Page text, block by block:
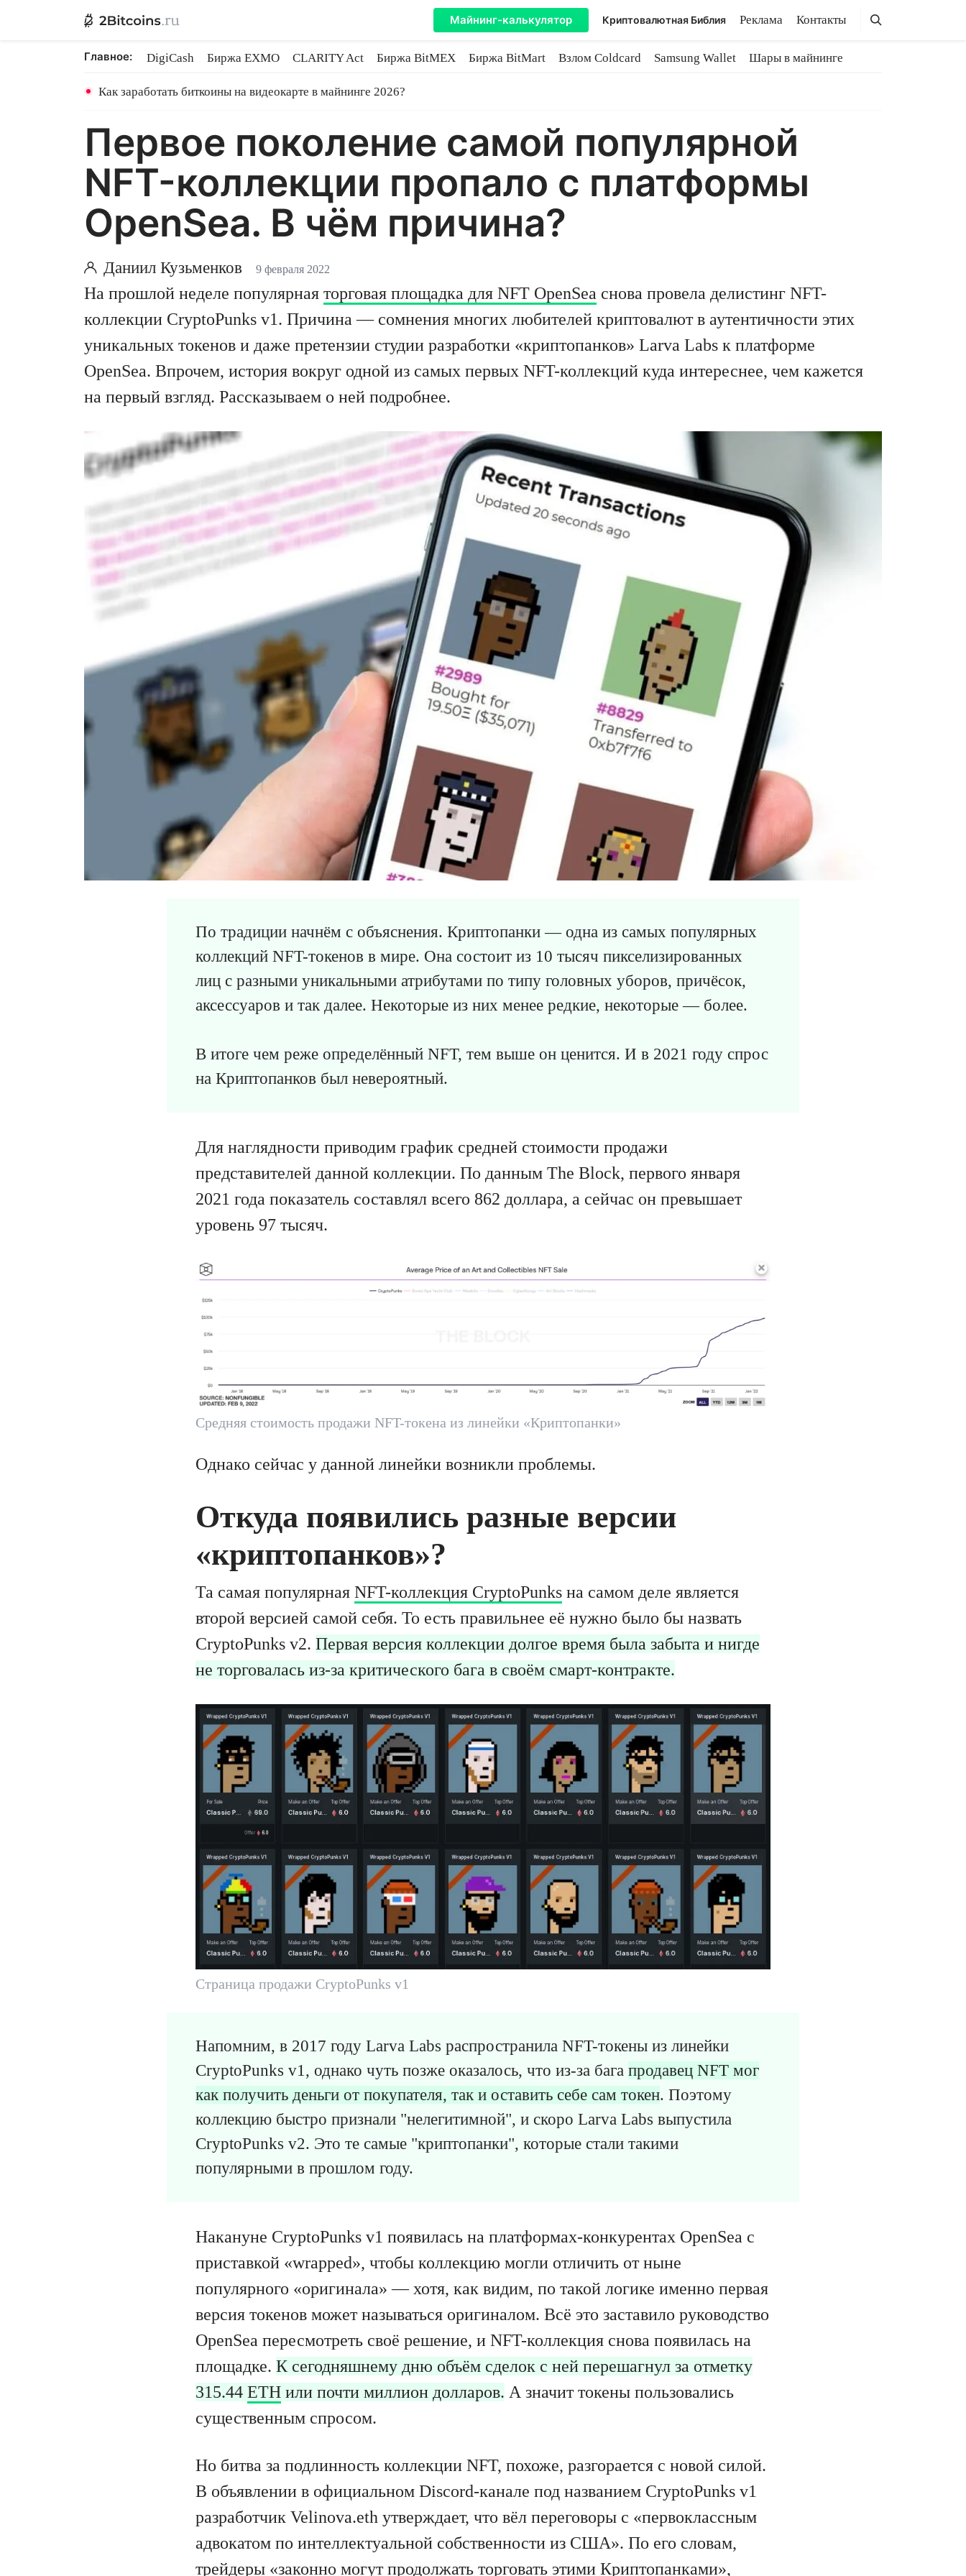
Майнинг-калькулятор Криптовалютная Библия Реклама Контакты Поиск
Поиск
Главное: DigiCash Биржа EXMO CLARITY Act Биржа BitMEX Биржа BitMart Взлом Coldcard Samsung Wallet
Шары в майнинге
Как заработать биткоины на видеокарте в майнинге 2026?
Первое поколение самой популярной
NFT-коллекции пропало с платформы
OpenSea. В чём причина?
Даниил Кузьменков 9 февраля 2022
На прошлой неделе популярная торговая площадка для NFT OpenSea снова провела делистинг NFT-
коллекции CryptoPunks v1. Причина — сомнения многих любителей криптовалют в аутентичности этих
уникальных токенов и даже претензии студии разработки «криптопанков» Larva Labs к платформе
OpenSea. Впрочем, история вокруг одной из самых первых NFT-коллекций куда интереснее, чем кажется
на первый взгляд. Рассказываем о ней подробнее.
По традиции начнём с объяснения. Криптопанки — одна из самых популярных
коллекций NFT-токенов в мире. Она состоит из 10 тысяч пикселизированных
лиц с разными уникальными атрибутами по типу головных уборов, причёсок,
аксессуаров и так далее. Некоторые из них менее редкие, некоторые — более.
В итоге чем реже определённый NFT, тем выше он ценится. И в 2021 году спрос
на Криптопанков был невероятный.
Для наглядности приводим график средней стоимости продажи
представителей данной коллекции. По данным The Block, первого января
2021 года показатель составлял всего 862 доллара, а сейчас он превышает
уровень 97 тысяч.
Средняя стоимость продажи NFT-токена из линейки «Криптопанки»
Однако сейчас у данной линейки возникли проблемы.
Откуда появились разные версии
«криптопанков»?
Та самая популярная NFT-коллекция CryptoPunks на самом деле является
второй версией самой себя. То есть правильнее её нужно было бы назвать
CryptoPunks v2. Первая версия коллекции долгое время была забыта и нигде
не торговалась из-за критического бага в своём смарт-контракте.
Страница продажи CryptoPunks v1
Напомним, в 2017 году Larva Labs распространила NFT-токены из линейки
CryptoPunks v1, однако чуть позже оказалось, что из-за бага продавец NFT мог
как получить деньги от покупателя, так и оставить себе сам токен. Поэтому
коллекцию быстро признали "нелегитимной", и скоро Larva Labs выпустила
CryptoPunks v2. Это те самые "криптопанки", которые стали такими
популярными в прошлом году.
Накануне CryptoPunks v1 появилась на платформах-конкурентах OpenSea с
приставкой «wrapped», чтобы коллекцию могли отличить от ныне
популярного «оригинала» — хотя, как видим, по такой логике именно первая
версия токенов может называться оригиналом. Всё это заставило руководство
OpenSea пересмотреть своё решение, и NFT-коллекция снова появилась на
площадке. К сегодняшнему дню объём сделок с ней перешагнул за отметку
315.44 ETH или почти миллион долларов. А значит токены пользовались
существенным спросом.
Но битва за подлинность коллекции NFT, похоже, разгорается с новой силой.
В объявлении в официальном Discord-канале под названием CryptoPunks v1
разработчик Velinova.eth утверждает, что вёл переговоры с «первоклассным
адвокатом по интеллектуальной собственности из США». По его словам,
трейдеры «законно могут продолжать торговать этими Криптопанками»,